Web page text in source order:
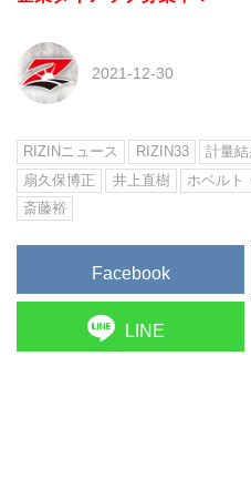
2021-12-30
RIZINニュース RIZIN33 計量結
扇久保博正
井上直樹 ホベルト
斎藤裕
Facebook
LINE